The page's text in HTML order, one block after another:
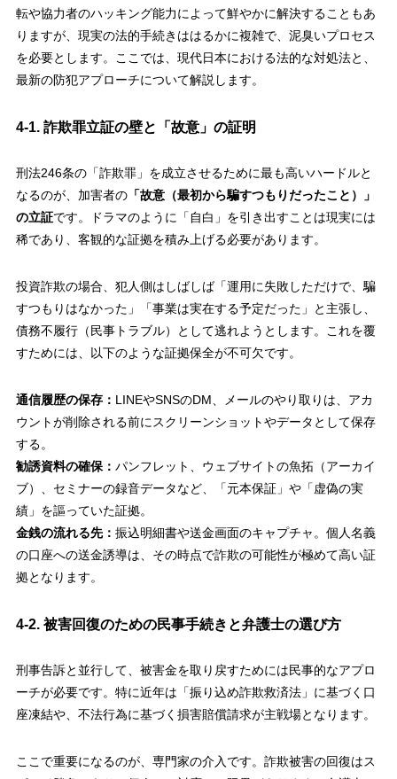
転や協力者のハッキング能力によって鮮やかに解決することもあ
りますが、現実の法的手続きははるかに複雑で、泥臭いプロセス
を必要とします。ここでは、現代日本における法的な対処法と、
最新の防犯アプローチについて解説します。
4-1. 詐欺罪立証の壁と「故意」の証明
刑法246条の「詐欺罪」を成立させるために最も高いハードルと
なるのが、加害者の「故意（最初から騙すつもりだったこと）」
の立証です。ドラマのように「自白」を引き出すことは現実には
稀であり、客観的な証拠を積み上げる必要があります。
投資詐欺の場合、犯人側はしばしば「運用に失敗しただけで、騙
すつもりはなかった」「事業は実在する予定だった」と主張し、
債務不履行（民事トラブル）として逃れようとします。これを覆
すためには、以下のような証拠保全が不可欠です。
通信履歴の保存： LINEやSNSのDM、メールのやり取りは、アカ
ウントが削除される前にスクリーンショットやデータとして保存
する。
勧誘資料の確保： パンフレット、ウェブサイトの魚拓（アーカイ
ブ）、セミナーの録音データなど、「元本保証」や「虚偽の実
績」を謳っていた証拠。
金銭の流れる先： 振込明細書や送金画面のキャプチャ。個人名義
の口座への送金誘導は、その時点で詐欺の可能性が極めて高い証
拠となります。
4-2. 被害回復のための民事手続きと弁護士の選び方
刑事告訴と並行して、被害金を取り戻すためには民事的なアプロ
ーチが必要です。特に近年は「振り込め詐欺救済法」に基づく口
座凍結や、不法行為に基づく損害賠償請求が主戦場となります。
ここで重要になるのが、専門家の介入です。詐欺被害の回復はス